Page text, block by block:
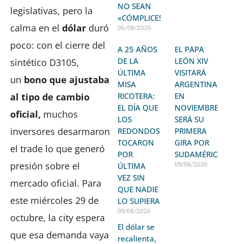
legislativas, pero la
calma en el dólar duró
poco: con el cierre del
sintético D3105,
un bono que ajustaba
al tipo de cambio
oficial, muchos
inversores desarmaron
el trade lo que generó
presión sobre el
mercado oficial. Para
este miércoles 29 de
octubre, la city espera
que esa demanda vaya
NO SEAN
«CÓMPLICES»
06/08/2026
A 25 AÑOS
DE LA
ÚLTIMA
MISA
RICOTERA:
EL DÍA QUE
LOS
REDONDOS
TOCARON
POR
ÚLTIMA
VEZ SIN
QUE NADIE
LO SUPIERA
05/08/2026
EL PAPA
LEÓN XIV
VISITARÁ
ARGENTINA
EN
NOVIEMBRE:
SERÁ SU
PRIMERA
GIRA POR
SUDAMÉRICA
05/08/2026
El dólar se
recalienta,